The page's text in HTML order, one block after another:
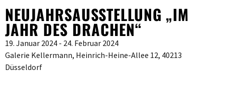
NEUJAHRSAUSSTELLUNG „IM
JAHR DES DRACHEN“
19. Januar 2024 - 24. Februar 2024
Galerie Kellermann, Heinrich-Heine-Allee 12, 40213
Düsseldorf